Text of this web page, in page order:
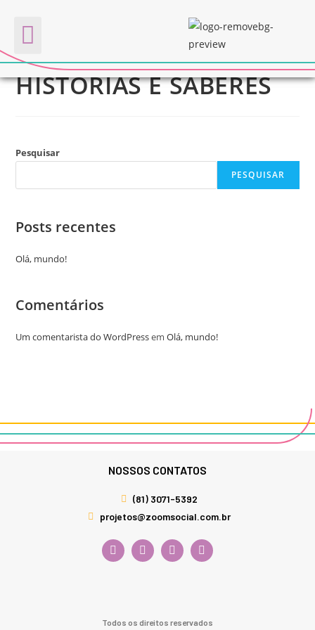
FÁBRICA DE VIVÊNCIA:
HISTÓRIAS E SABERES
Pesquisar
PESQUISAR
Posts recentes
Olá, mundo!
Comentários
Um comentarista do WordPressemOlá, mundo!
NOSSOS CONTATOS
(81) 3071-5392
projetos@zoomsocial.com.br
Todos os direitos reservados